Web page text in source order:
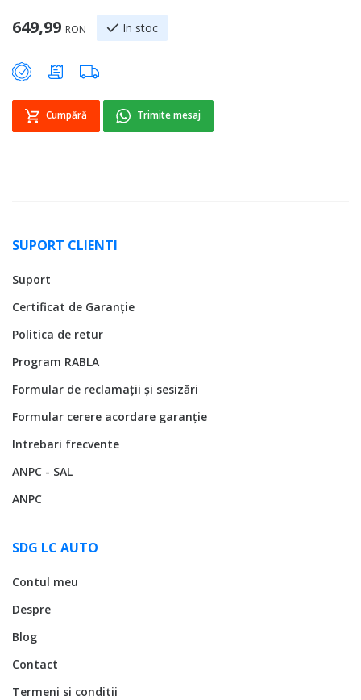
649,99 RON In stoc
Cumpără Trimite mesaj
SUPORT CLIENTI
Suport
Certificat de Garanție
Politica de retur
Program RABLA
Formular de reclamații și sesizări
Formular cerere acordare garanție
Intrebari frecvente
ANPC - SAL
ANPC
SDG LC AUTO
Contul meu
Despre
Blog
Contact
Termeni si conditii